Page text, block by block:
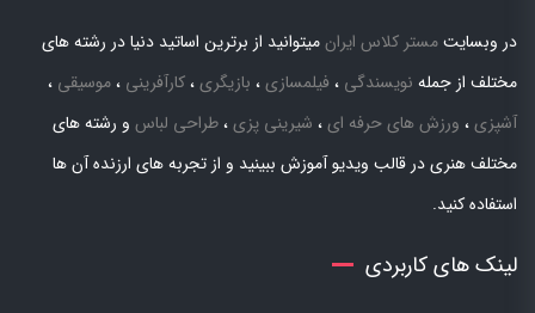
در وبسایتمستر کلاس ایرانمیتوانید از برترین اساتید دنیا در رشته های
مختلف از جمله نویسندگی ، فیلمسازی، بازیگری،کارآفرینی ،موسیقی ،
آشپزی، ورزش های حرفه ای، شیرینی پزی،طراحی لباس و رشته های
مختلف هنری در قالب ویدیو آموزش ببینید و از تجربه های ارزنده آن ها
استفاده کنید.
لینک های کاربردی